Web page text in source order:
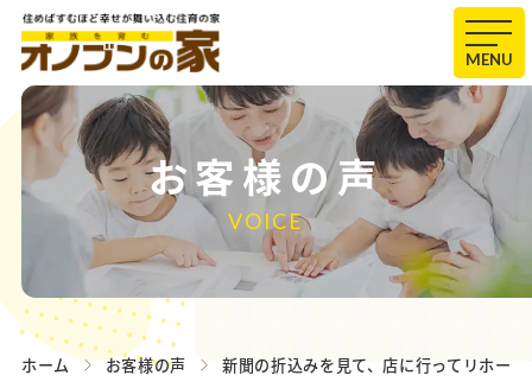
MENU
お客様の声
VOICE
ホーム お客様の声 新聞の折込みを見て、店に行ってリホー